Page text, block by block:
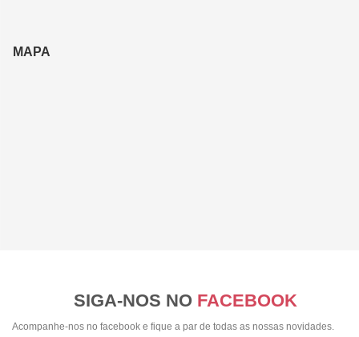
MAPA
SIGA-NOS NO FACEBOOK
Acompanhe-nos no facebook e fique a par de todas as nossas novidades.